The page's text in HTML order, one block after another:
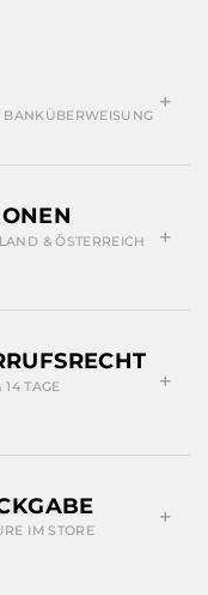
BANKÜBERWEISUNG
& ÖSTERREICH
TAGE
IM STORE